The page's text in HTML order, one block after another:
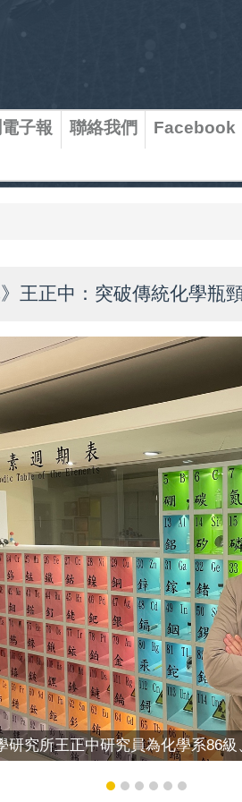
子報 聯絡我們 Facebook
王正中：突破傳統化學瓶
研究所王正中研究員為化學系86